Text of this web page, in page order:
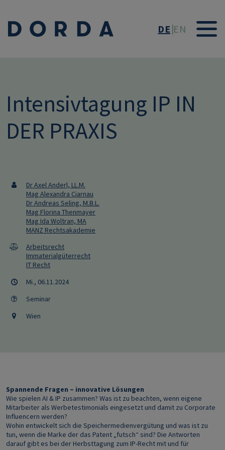
DE EN
Intensivtagung IP IN
DER PRAXIS
Dr Axel Anderl, LL.M.
Mag Alexandra Ciarnau
Dr Andreas Seling, M.B.L.
Mag Florina Thenmayer
Mag Ida Woltran, MA
MANZ Rechtsakademie
Arbeitsrecht
Immaterialgüterrecht
IT Recht
Mi., 06.11.2024
Seminar
Wien
Spannende Fragen – innovative Lösungen
Wie spielen AI & IP zusammen? Was ist zu beachten, wenn eigene
Mitarbeiter als Werbetestimonials eingesetzt und damit zu Corporate
Influencern werden?
Wohin entwickelt sich die Speichermedienvergütung und was ist zu
tun, wenn die Marke der das Patent „futsch“ sind? Die Antworten
darauf gibt es bei der Herbsttagung zum IP-Recht mit und für